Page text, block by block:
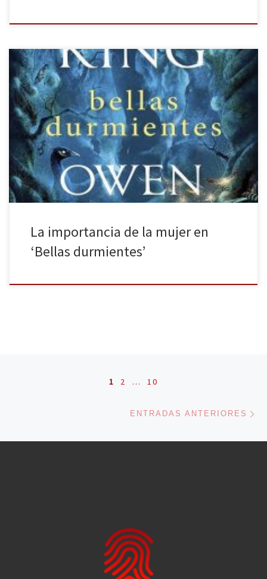
Desde el principio de los tiempos, la desigualdad entre hombres y
mujeres ha estado siempre presente. A día de hoy, aunque la
situación ha mejorado bastante con respecto a épocas pasadas,
sigue habiendo una brecha enorme difícil de solventar. Es por ello
que cualquier acción o evento a favor del […]
La importancia de la mujer en
‘Bellas durmientes’
Navegación de entradas
1 2 … 10
ENTRADAS ANTERIORES